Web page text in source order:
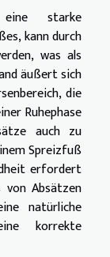
eine starke
kann durch
was als
äußert sich
die
Ruhephase
auch zu
Spreizfuß
erfordert
Absätzen
natürliche
korrekte